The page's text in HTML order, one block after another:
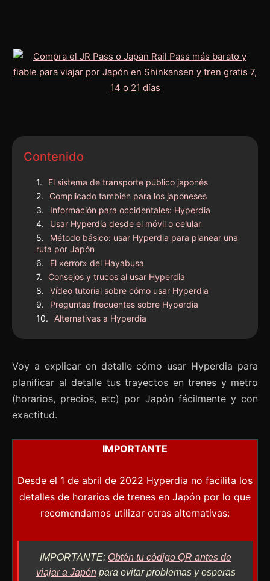
Contenido
El sistema de transporte público japonés
Complicado también para los japoneses
Información para occidentales: Hyperdia
Usar Hyperdia desde el móvil o celular
Método básico: usar Hyperdia para planear una
ruta por Japón
El «error» del Hayabusa
Consejos y trucos al usar Hyperdia
Vídeo tutorial sobre cómo usar Hyperdia
Preguntas frecuentes sobre Hyperdia
Alternativas a Hyperdia
Voy a explicar en detalle cómo usar Hyperdia para
planificar al detalle tus trayectos en trenes y metro
(horarios, precios, etc) por Japón fácilmente y con
exactitud.
IMPORTANTE
Desde el 1 de abril de 2022 Hyperdia no facilita los
detalles de horarios de trenes en Japón por lo que
recomendamos utilizar otras alternativas:
IMPORTANTE: Obtén tu código QR antes de
viajar a Japónpara evitar problemas y esperas